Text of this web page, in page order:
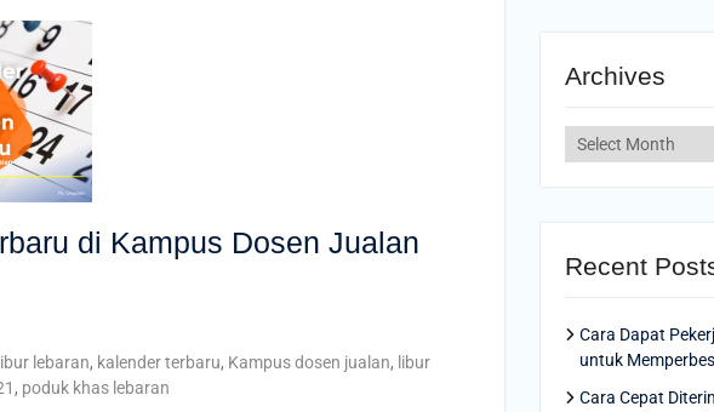
di Kampus Dosen Jualan
lebaran, kalender terbaru, Kampus dosen jualan, libur
, poduk khas lebaran
Archives
Archives
Recent
Cara Dapat
untuk
Cara Cepat